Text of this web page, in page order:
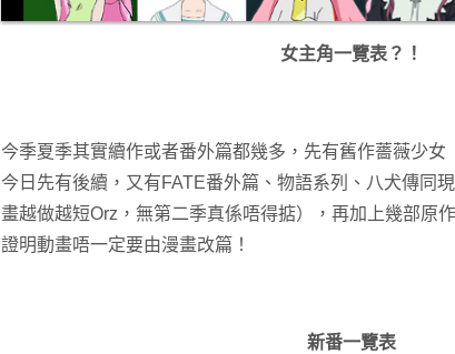
女主角一覽表？！
今季夏季其實續作或者番外篇都幾多，先有舊作薔薇少女
今日先有後續，又有FATE番外篇、物語系列、八犬傳同
畫越做越短Orz，無第二季真係唔得掂），再加上幾部原
證明動畫唔一定要由漫畫改篇！
新番一覽表